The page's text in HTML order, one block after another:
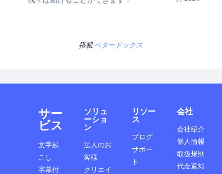
搭載 ベタードックス
サー
ビス
文字起
こし
字幕付
ソリュ
ーショ
ン
法人のお
客様
クリエイ
リソー
ス
ブログ
サポー
ト
会社
会社紹介
個人情報
取扱規則
代金返却